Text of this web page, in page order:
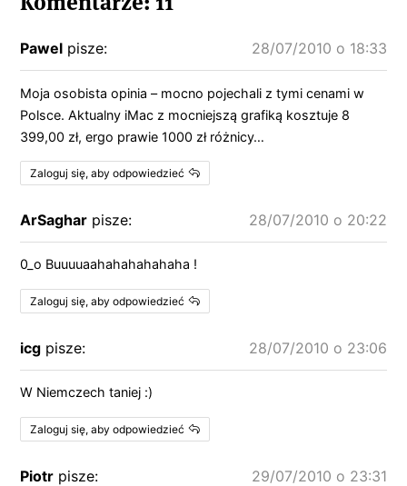
Pawel pisze: 28/07/2010 o 18:33
Moja osobista opinia – mocno pojechali z tymi cenami w
Polsce. Aktualny iMac z mocniejszą grafiką kosztuje 8
399,00 zł, ergo prawie 1000 zł różnicy…
Zaloguj się, aby odpowiedzieć
ArSaghar pisze: 28/07/2010 o 20:22
0_o Buuuuaahahahahahaha !
Zaloguj się, aby odpowiedzieć
icg pisze: 28/07/2010 o 23:06
W Niemczech taniej :)
Zaloguj się, aby odpowiedzieć
Piotr pisze: 29/07/2010 o 23:31